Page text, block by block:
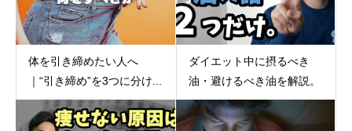
体を引き締めたい人へ
｜“引き締め”を3つに分け...
ダイエット中に摂るべき
油・避けるべき油を解説。